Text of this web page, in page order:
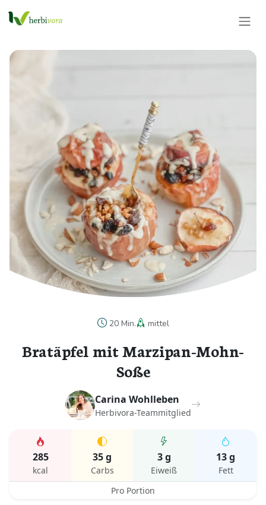
20 Min. mittel
Bratäpfel mit Marzipan-Mohn-
Soße
Carina Wohlleben
Herbivora-Teammitglied
285
kcal
35 g
Carbs
3 g
Eiweiß
13 g
Fett
Pro Portion